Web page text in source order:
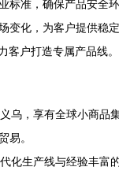
标准，确保产品安全
变化，为客户提供稳
客户打造专属产品线。
义乌，享有全球小商品
易。
代化生产线与经验丰富